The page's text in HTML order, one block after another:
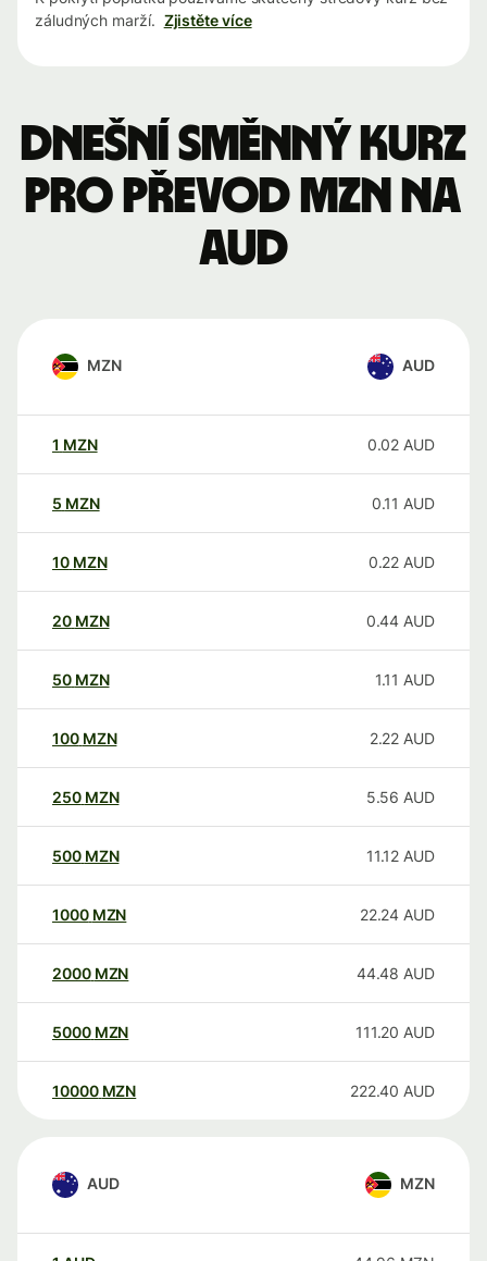
záludných marží. Zjistěte více
Dnešní směnný kurz
pro převod MZN na
AUD
MZN AUD
1 MZN 0.02 AUD
5 MZN 0.11 AUD
10 MZN 0.22 AUD
20 MZN 0.44 AUD
50 MZN 1.11 AUD
100 MZN 2.22 AUD
250 MZN 5.56 AUD
500 MZN 11.12 AUD
1000 MZN 22.24 AUD
2000 MZN 44.48 AUD
5000 MZN 111.20 AUD
10000 MZN 222.40 AUD
AUD MZN